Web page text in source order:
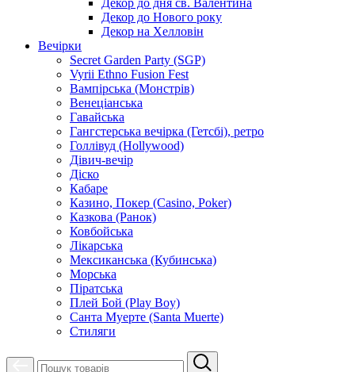
Декор до дня св. Валентина
Декор до Нового року
Декор на Хелловін
Вечірки
Secret Garden Party (SGP)
Vyrii Ethno Fusion Fest
Вампірська (Монстрів)
Венеціанська
Гавайська
Гангстерська вечірка (Гетсбі), ретро
Голлівуд (Hollywood)
Дівич-вечір
Діско
Кабаре
Казино, Покер (Casino, Poker)
Казкова (Ранок)
Ковбойська
Лікарська
Мексиканська (Кубинська)
Морська
Піратська
Плей Бой (Play Boy)
Санта Муерте (Santa Muerte)
Стиляги